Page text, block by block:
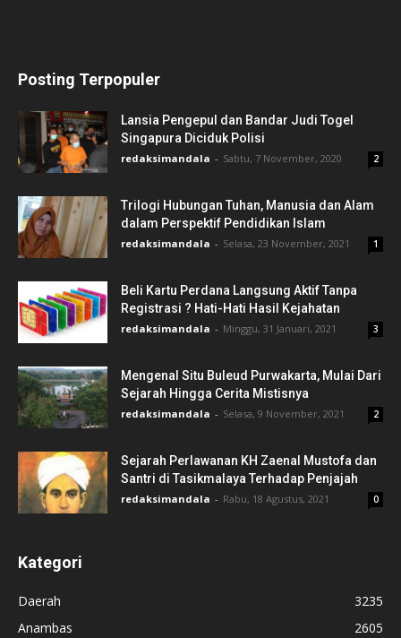
Posting Terpopuler
Lansia Pengepul dan Bandar Judi Togel
Singapura Diciduk Polisi
redaksimandala - Sabtu, 7 November, 2020 2
Trilogi Hubungan Tuhan, Manusia dan Alam
dalam Perspektif Pendidikan Islam
redaksimandala - Selasa, 23 November, 2021 1
Beli Kartu Perdana Langsung Aktif Tanpa
Registrasi ? Hati-Hati Hasil Kejahatan
redaksimandala - Minggu, 31 Januari, 2021 3
Mengenal Situ Buleud Purwakarta, Mulai Dari
Sejarah Hingga Cerita Mistisnya
redaksimandala - Selasa, 9 November, 2021 2
Sejarah Perlawanan KH Zaenal Mustofa dan
Santri di Tasikmalaya Terhadap Penjajah
redaksimandala - Rabu, 18 Agustus, 2021 0
Kategori
Daerah
3235
Anambas
2605